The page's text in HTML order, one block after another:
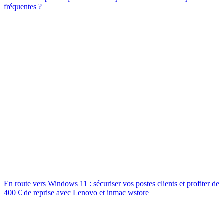
fréquentes ?
En route vers Windows 11 : sécuriser vos postes clients et profiter de
400 € de reprise avec Lenovo et inmac wstore